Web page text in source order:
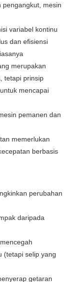
pengangkut, mesin
variabel kontinu
dan efisiensi
merupakan
tetapi prinsip
mencapai
pemanen dan
memerlukan
berbasis
perubahan
daripada
(tetapi selip yang
getaran